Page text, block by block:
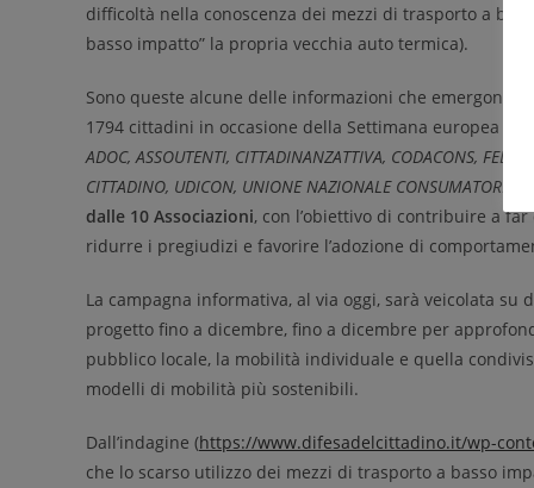
difficoltà nella conoscenza dei mezzi di trasporto a
basso impatto” la propria vecchia auto termica).
Sono queste alcune delle informazioni che emergono
1794 cittadini in occasione della Settimana europea
ADOC, ASSOUTENTI, CITTADINANZATTIVA, CODACONS,
CITTADINO, UDICON, UNIONE NAZIONALE CONSUMATORI
dalle 10 Associazioni, con l’obiettivo di contribuire a
ridurre i pregiudizi e favorire l’adozione di
La campagna informativa, al via oggi, sarà veicolata
progetto fino a dicembre, fino a dicembre per
pubblico locale, la mobilità individuale e quella
modelli di mobilità più sostenibili.
Dall’indagine (https://www.difesadelcittadino.it/wp-
che lo scarso utilizzo dei mezzi di trasporto a basso